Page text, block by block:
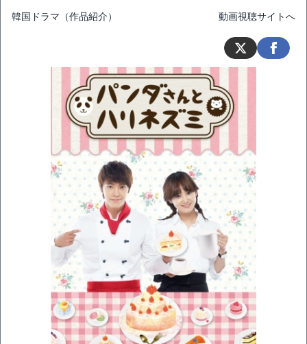
韓国ドラマ（作品紹介） 動画視聴サイトへ